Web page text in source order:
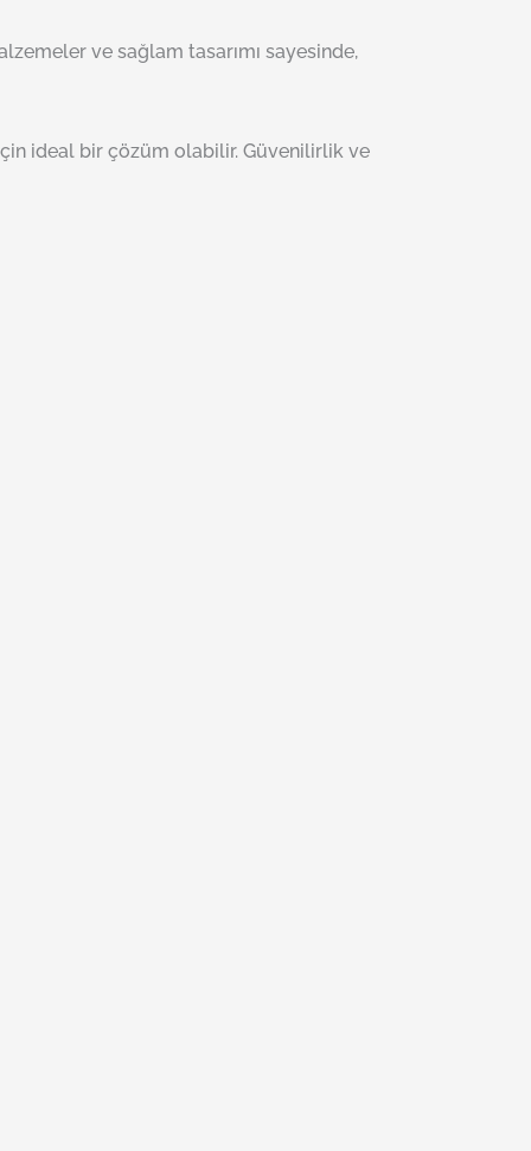
ve sağlam tasarımı sayesinde,
ideal bir çözüm olabilir. Güvenilirlik ve